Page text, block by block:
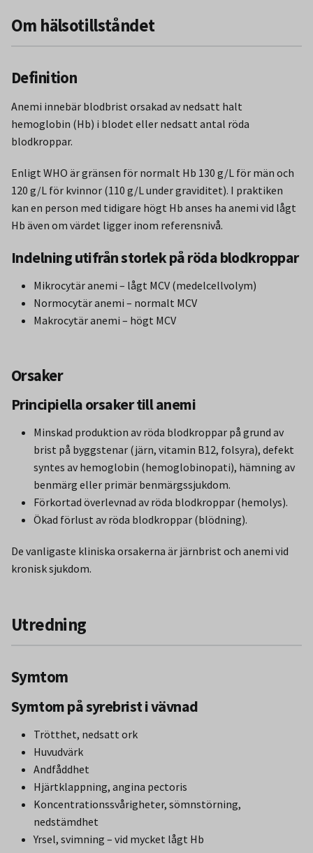
Om hälsotillståndet
Definition
Anemi innebär blodbrist orsakad av nedsatt halt
hemoglobin (Hb) i blodet eller nedsatt antal röda
blodkroppar.
Enligt WHO är gränsen för normalt Hb 130 g/L för män och
120 g/L för kvinnor (110 g/L under graviditet). I praktiken
kan en person med tidigare högt Hb anses ha anemi vid lågt
Hb även om värdet ligger inom referensnivå.
Indelning utifrån storlek på röda blodkroppar
Mikrocytär anemi – lågt MCV (medelcellvolym)
Normocytär anemi – normalt MCV
Makrocytär anemi – högt MCV
Orsaker
Principiella orsaker till anemi
Minskad produktion av röda blodkroppar på grund av
brist på byggstenar (järn, vitamin B12, folsyra), defekt
syntes av hemoglobin (hemoglobinopati), hämning av
benmärg eller primär benmärgssjukdom.
Förkortad överlevnad av röda blodkroppar (hemolys).
Ökad förlust av röda blodkroppar (blödning).
De vanligaste kliniska orsakerna är järnbrist och anemi vid
kronisk sjukdom.
Utredning
Symtom
Symtom på syrebrist i vävnad
Trötthet, nedsatt ork
Huvudvärk
Andfåddhet
Hjärtklappning, angina pectoris
Koncentrationssvårigheter, sömnstörning,
nedstämdhet
Yrsel, svimning – vid mycket lågt Hb